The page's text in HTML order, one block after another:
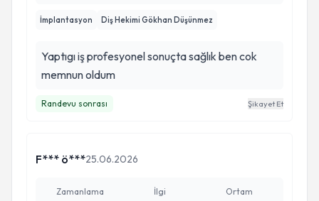
İmplantasyon Diş Hekimi Gökhan Düşünmez
Yaptıgı iş profesyonel sonuçta sağlık ben cok
memnun oldum
Randevu sonrası Şikayet Et
F*** ö***25.06.2026
Zamanlama İlgi Ortam